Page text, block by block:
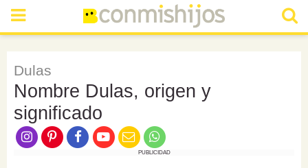
Dulas
Nombre Dulas, origen y
significado
PUBLICIDAD